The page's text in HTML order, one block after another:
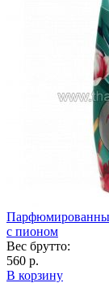
с пионом
Вес брутто:
560 р.
В корзину